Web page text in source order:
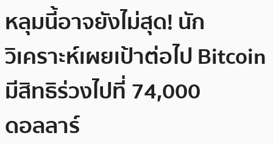
หลุมนี้อาจยังไม่สุด! นัก
วิเคราะห์เผยเป้าต่อไป Bitcoin
มีสิทธิร่วงไปที่ 74,000
ดอลลาร์